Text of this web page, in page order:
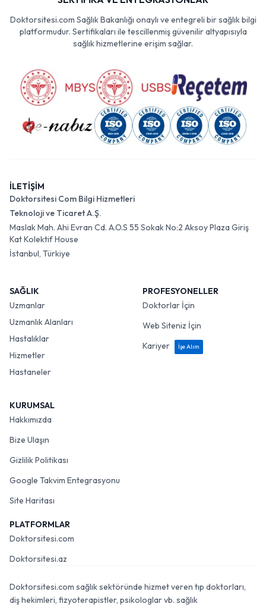
Doktorsitesi.com Sağlık Bakanlığı onaylı ve entegreli bir sağlık bilgi
platformudur. Sertifikaları ile tescillenmiş güvenilir altyapısıyla
sağlık hizmetlerine erişim sağlar.
İLETİŞİM
Doktorsitesi Com Bilgi Hizmetleri
Teknoloji ve Ticaret A.Ş.
Maslak Mah. Ahi Evran Cd. A.O.S 55 Sokak No:2 Aksoy Plaza Giriş
Kat Kolektif House
İstanbul, Türkiye
SAĞLIK
Uzmanlar
Uzmanlık Alanları
Hastalıklar
Hizmetler
Hastaneler
PROFESYONELLER
Doktorlar İçin
Web Siteniz İçin
Kariyer
İşe Alım
KURUMSAL
Hakkımızda
Bize Ulaşın
Gizlilik Politikası
Google Takvim Entegrasyonu
Site Haritası
PLATFORMLAR
Doktorsitesi.com
Doktorsitesi.az
Doktorsitesi.com sağlık sektöründe hizmet veren tıp doktorları,
diş hekimleri, fizyoterapistler, psikologlar vb. sağlık